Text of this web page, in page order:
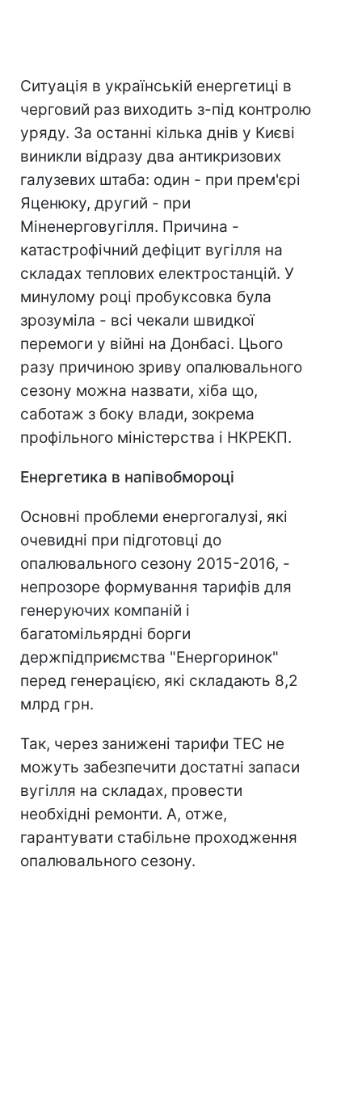
Ситуація в українській енергетиці в
черговий раз виходить з-під контролю
уряду. За останні кілька днів у Києві
виникли відразу два антикризових
галузевих штаба: один - при прем'єрі
Яценюку, другий - при
Міненерговугілля. Причина -
катастрофічний дефіцит вугілля на
складах теплових електростанцій. У
минулому році пробуксовка була
зрозуміла - всі чекали швидкої
перемоги у війні на Донбасі. Цього
разу причиною зриву опалювального
сезону можна назвати, хіба що,
саботаж з боку влади, зокрема
профільного міністерства і НКРЕКП.
Енергетика в напівобмороці
Основні проблеми енергогалузі, які
очевидні при підготовці до
опалювального сезону 2015-2016, -
непрозоре формування тарифів для
генеруючих компаній і
багатомільярдні борги
держпідприємства "Енергоринок"
перед генерацією, які складають 8,2
млрд грн.
Так, через занижені тарифи ТЕС не
можуть забезпечити достатні запаси
вугілля на складах, провести
необхідні ремонти. А, отже,
гарантувати стабільне проходження
опалювального сезону.